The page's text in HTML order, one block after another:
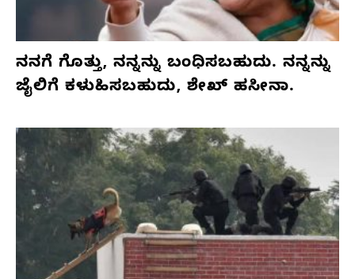
ನನಗೆ ಗೊತ್ತು, ನನ್ನನ್ನು ಬಂಧಿಸಬಹುದು. ನನ್ನನ್ನು
ಜೈಲಿಗೆ ಕಳುಹಿಸಬಹುದು, ಶೇಖ್ ಹಸೀನಾ.